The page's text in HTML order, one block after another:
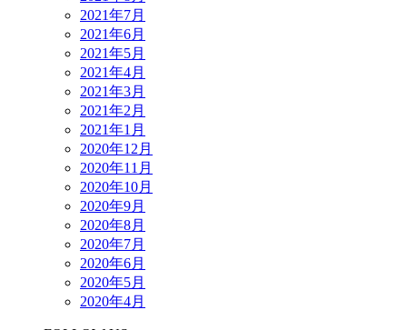
2021年7月
2021年6月
2021年5月
2021年4月
2021年3月
2021年2月
2021年1月
2020年12月
2020年11月
2020年10月
2020年9月
2020年8月
2020年7月
2020年6月
2020年5月
2020年4月